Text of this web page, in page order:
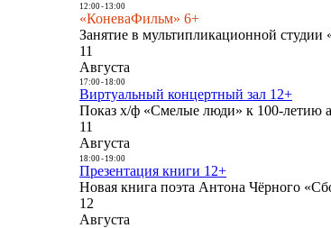
12:00- 13:00
«КоневаФильм» 6+
Занятие в мультипликационной
11
Августа
17:00- 18:00
Виртуальный концертный зал 12+
Показ х/ф «Смелые люди» к 100-летию
11
Августа
18:00- 19:00
Презентация книги 12+
Новая книга поэта Антона Чёрного
12
Августа